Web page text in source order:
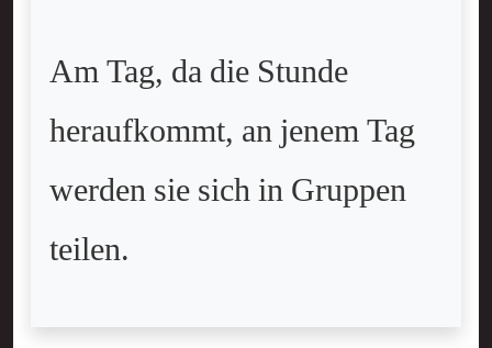
Am Tag, da die Stunde
heraufkommt, an jenem Tag
werden sie sich in Gruppen
teilen.